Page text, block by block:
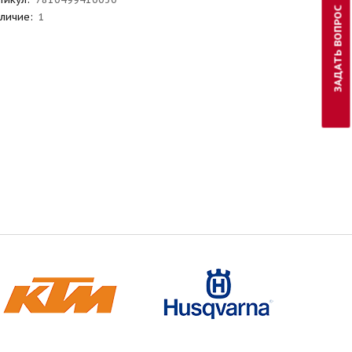
1 ЗАДАТЬ ВОПРОС